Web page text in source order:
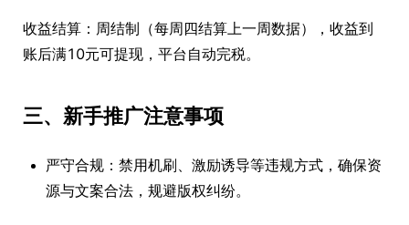
收益结算：周结制（每周四结算上一周数据），收益到
账后满10元可提现，平台自动完税。
三、新手推广注意事项
严守合规：禁用机刷、激励诱导等违规方式，确保资
源与文案合法，规避版权纠纷。